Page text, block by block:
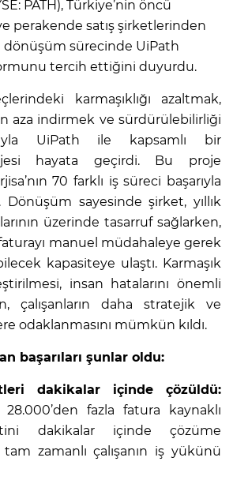
PATH), Türkiye’nin öncü
perakende satış şirketlerinden
dönüşüm sürecinde UiPath
tercih ettiğini duyurdu.
karmaşıklığı azaltmak,
aza indirmek ve sürdürülebilirliği
UiPath ile kapsamlı bir
hayata geçirdi. Bu proje
70 farklı iş süreci başarıyla
sayesinde şirket, yıllık
üzerinde tasarruf sağlarken,
manuel müdahaleye gerek
kapasiteye ulaştı. Karmaşık
insan hatalarını önemli
çalışanların daha stratejik ve
odaklanmasını mümkün kıldı.
başarıları şunlar oldu:
dakikalar içinde çözüldü:
28.000’den fazla fatura kaynaklı
dakikalar içinde çözüme
zamanlı çalışanın iş yükünü